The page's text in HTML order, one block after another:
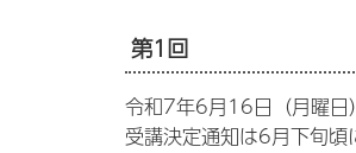
第1回
令和7年6月16日（月曜日）
受講決定通知は6月下旬頃